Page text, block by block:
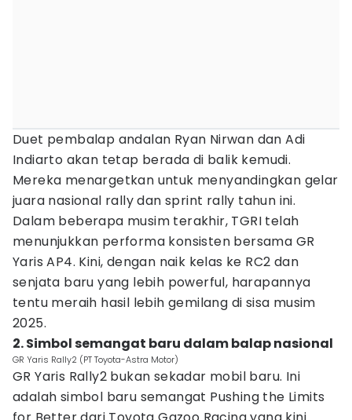
Duet pembalap andalan Ryan Nirwan dan Adi
Indiarto akan tetap berada di balik kemudi.
Mereka menargetkan untuk menyandingkan gelar
juara nasional rally dan sprint rally tahun ini.
Dalam beberapa musim terakhir, TGRI telah
menunjukkan performa konsisten bersama GR
Yaris AP4. Kini, dengan naik kelas ke RC2 dan
senjata baru yang lebih powerful, harapannya
tentu meraih hasil lebih gemilang di sisa musim
2025.
2. Simbol semangat baru dalam balap nasional
GR Yaris Rally2 (PT Toyota-Astra Motor)
GR Yaris Rally2 bukan sekadar mobil baru. Ini
adalah simbol baru semangat Pushing the Limits